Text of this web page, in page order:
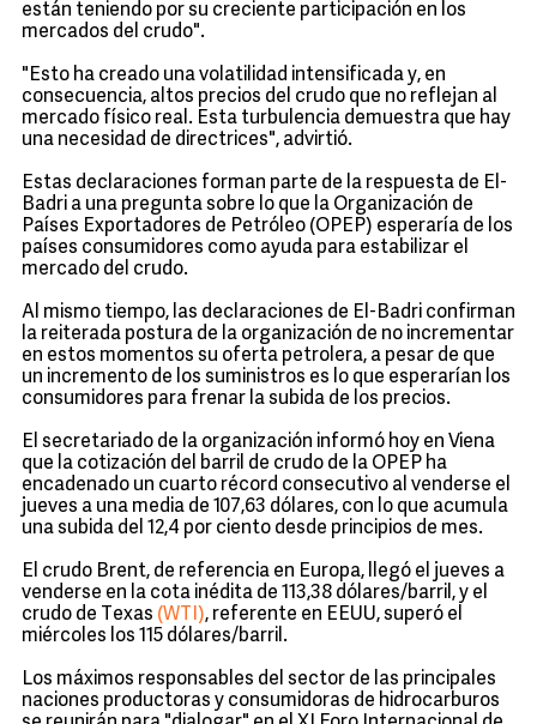
están teniendo por su creciente participación en los
mercados del crudo".
"Esto ha creado una volatilidad intensificada y, en
consecuencia, altos precios del crudo que no reflejan al
mercado físico real. Esta turbulencia demuestra que hay
una necesidad de directrices", advirtió.
Estas declaraciones forman parte de la respuesta de El-
Badri a una pregunta sobre lo que la Organización de
Países Exportadores de Petróleo (OPEP) esperaría de los
países consumidores como ayuda para estabilizar el
mercado del crudo.
Al mismo tiempo, las declaraciones de El-Badri confirman
la reiterada postura de la organización de no incrementar
en estos momentos su oferta petrolera, a pesar de que
un incremento de los suministros es lo que esperarían los
consumidores para frenar la subida de los precios.
El secretariado de la organización informó hoy en Viena
que la cotización del barril de crudo de la OPEP ha
encadenado un cuarto récord consecutivo al venderse el
jueves a una media de 107,63 dólares, con lo que acumula
una subida del 12,4 por ciento desde principios de mes.
El crudo Brent, de referencia en Europa, llegó el jueves a
venderse en la cota inédita de 113,38 dólares/barril, y el
crudo de Texas (WTI), referente en EEUU, superó el
miércoles los 115 dólares/barril.
Los máximos responsables del sector de las principales
naciones productoras y consumidoras de hidrocarburos